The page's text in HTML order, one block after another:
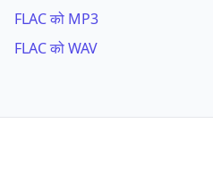
FLAC को MP3
FLAC को WAV